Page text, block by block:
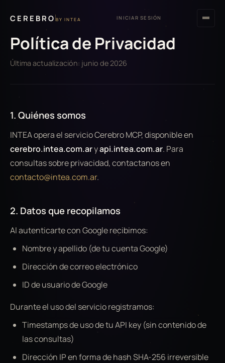
CEREBRO BY INTEA INICIAR SESIÓN
Política de Privacidad
Última actualización: junio de 2026
1. Quiénes somos
INTEA opera el servicio Cerebro MCP, disponible en
cerebro.intea.com.aryapi.intea.com.ar. Para
consultas sobre privacidad, contactanos en
contacto@intea.com.ar.
2. Datos que recopilamos
Al autenticarte con Google recibimos:
Nombre y apellido (de tu cuenta Google)
Dirección de correo electrónico
ID de usuario de Google
Durante el uso del servicio registramos:
Timestamps de uso de tu API key (sin contenido de
las consultas)
Dirección IP en forma de hash SHA-256 irreversible